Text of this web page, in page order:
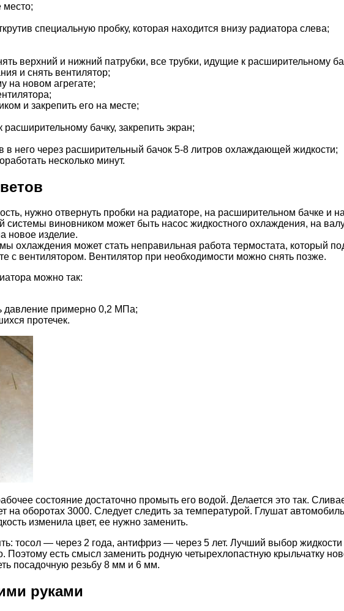
место;
специальную пробку, которая находится внизу радиатора слева;
верхний и нижний патрубки, все трубки, идущие к расширительному
и снять вентилятор;
на новом агрегате;
и закрепить его на месте;
бачку, закрепить экран;
в него через расширительный бачок 5-8 литров охлаждающей жидкости;
несколько минут.
нужно отвернуть пробки на радиаторе, на расширительном бачке и
виновником может быть насос жидкостного охлаждения, на
новое изделие.
охлаждения может стать неправильная работа термостата, который
с вентилятором. Вентилятор при необходимости можно снять позже.
можно так:
давление примерно 0,2 МПа;
протечек.
состояние достаточно промыть его водой. Делается это так.
на оборотах 3000. Следует следить за температурой. Глушат
изменила цвет, ее нужно заменить.
тосол — через 2 года, антифриз — через 5 лет. Лучший выбор
есть смысл заменить родную четырехлопастную крыльчатку
посадочную резьбу 8 мм и 6 мм.
руками